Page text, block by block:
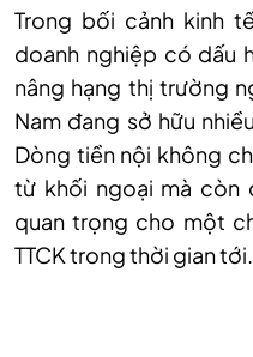
Trong bối cảnh kinh
doanh nghiệp có dấu
nâng hạng thị trường
Nam đang sở hữu
Dòng tiền nội không
từ khối ngoại mà còn
quan trọng cho một
TTCK trong thời giantới.